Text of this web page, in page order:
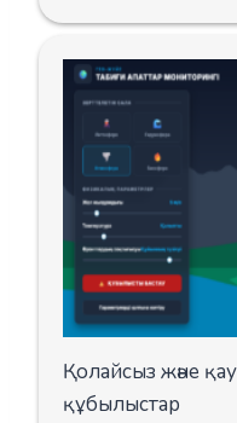
Қолайсыз және
құбылыстар